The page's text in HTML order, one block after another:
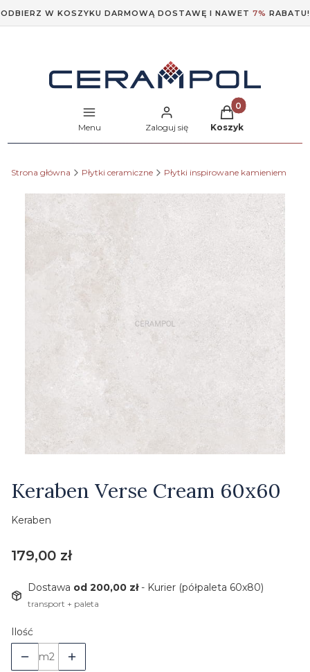
ODBIERZ W KOSZYKU DARMOWĄ DOSTAWĘ I NAWET 7% RABATU!
Menu Zaloguj się
Produkty w
Koszyk
Strona główna Płytki ceramiczne Płytki inspirowane kamieniem
Keraben Verse Cream 60x60
Keraben
Cena
179,00 zł
Dostawa od 200,00 zł- Kurier (półpaleta 60x80)
transport + paleta
Ilość
m2